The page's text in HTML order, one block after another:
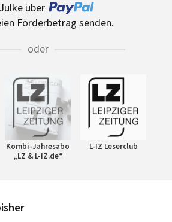
über
Förderbetrag senden.
oder
Kombi-Jahresabo
„LZ & L-IZ.de“
L-IZ Leserclub